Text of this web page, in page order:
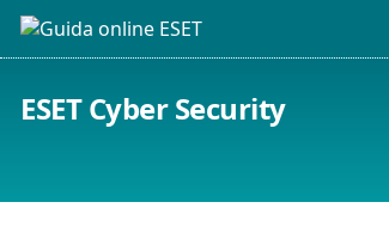
ESET Cyber Security